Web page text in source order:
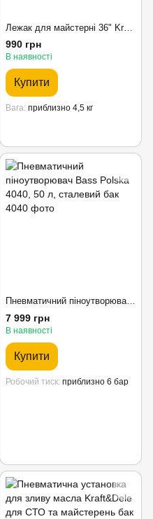
Лежак для майстерні 36" Kraft&Dele, автослюсарський візок на колесах
990 грн
В наявності
Купити
Вага приблизно 4,5 кг
Пневматичний піноутворювач Bass Polska 4040, 50 л, сталевий бак
7 999 грн
В наявності
Купити
Робочий тиск приблизно 6 бар